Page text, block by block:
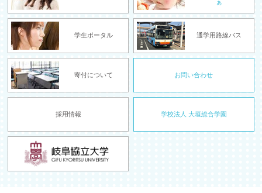
ぁ
学生ポータル 通学用路線バス
寄付について お問い合わせ
採用情報 学校法人 大垣総合学園